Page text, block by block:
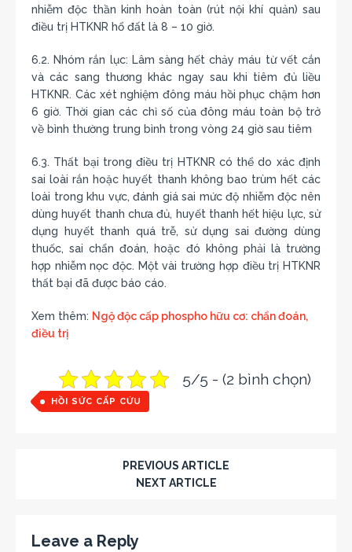
nhiễm độc thần kinh hoàn toàn (rút nội khí quản) sau
điều trị HTKNR hổ đất là 8 – 10 giờ.
6.2. Nhóm rắn lục: Lâm sàng hết chảy máu từ vết cắn
và các sang thương khác ngay sau khi tiêm đủ liều
HTKNR. Các xét nghiệm đông máu hồi phục chậm hơn
6 giờ. Thời gian các chỉ số của đông máu toàn bộ trở
về bình thường trung bình trong vòng 24 giờ sau tiêm
6.3. Thất bại trong điều trị HTKNR có thể do xác định
sai loài rắn hoặc huyết thanh không bao trùm hết các
loài trong khu vực, đánh giá sai mức độ nhiễm độc nên
dùng huyết thanh chưa đủ, huyết thanh hết hiệu lực, sử
dụng huyết thanh quá trễ, sử dụng sai đường dùng
thuốc, sai chẩn đoán, hoặc đó không phải là trường
hợp nhiễm nọc độc. Một vài trường hợp điều trị HTKNR
thất bại đã được báo cáo.
Xem thêm: Ngộ độc cấp phospho hữu cơ: chẩn đoán,
điều trị
5/5 - (2 bình chọn)
HỒI SỨC CẤP CỨU
PREVIOUS ARTICLE
NEXT ARTICLE
Leave a Reply